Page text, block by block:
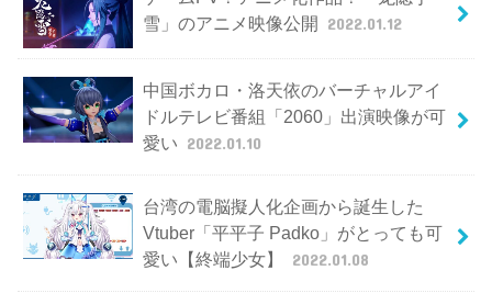
雪」のアニメ映像公開 2022.01.12
中国ボカロ・洛天依のバーチャルアイ
ドルテレビ番組「2060」出演映像が可
愛い 2022.01.10
台湾の電脳擬人化企画から誕生した
Vtuber「平平子 Padko」がとっても可
愛い【終端少女】
2022.01.08